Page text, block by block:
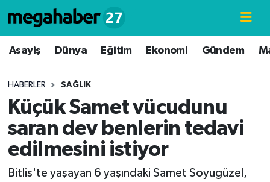
Asayiş Dünya Eğitim Ekonomi Gündem
HABERLER SAĞLIK
Küçük Samet vücudunu
saran dev benlerin tedavi
edilmesini istiyor
Bitlis'te yaşayan 6 yaşındaki Samet Soyugüzel,
Hava Durumu
Süper Lig Puan Durumu ve Fikstür
Tüm Manşetler
Son Dakika Haberleri